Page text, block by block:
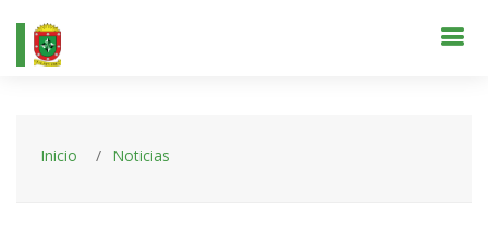
Inicio Noticias